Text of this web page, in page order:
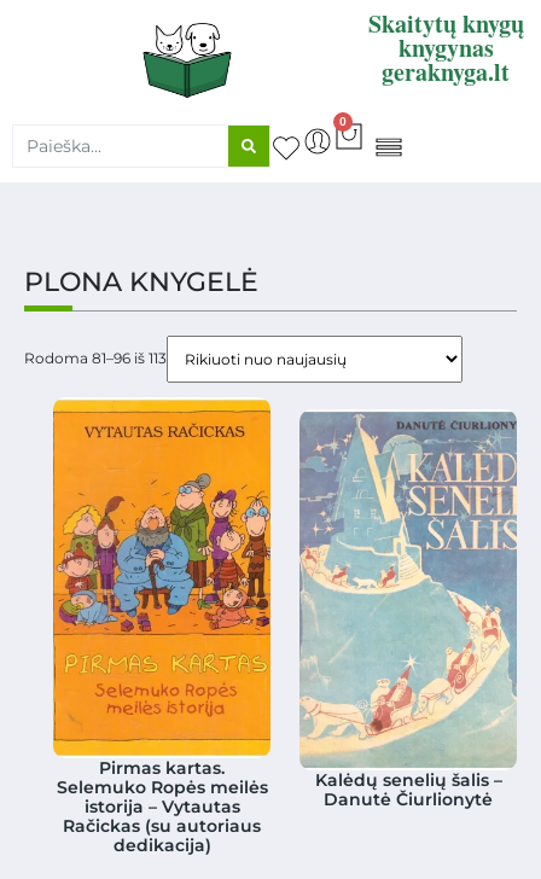
Skaitytų knygų
knygynas
geraknyga.lt
0
PLONA KNYGELĖ
Rodoma 81–96 iš 113
Pirmas kartas.
Selemuko Ropės meilės
istorija – Vytautas
Račickas (su autoriaus
dedikacija)
Kalėdų senelių šalis –
Danutė Čiurlionytė